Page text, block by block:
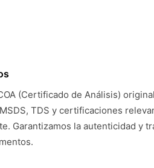
(Certificado de Análisis)
TDS y certificaciones
Garantizamos la autenticidad y